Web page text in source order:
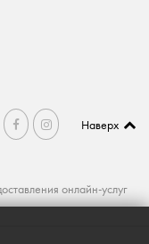
Наверх
онлайн-услуг